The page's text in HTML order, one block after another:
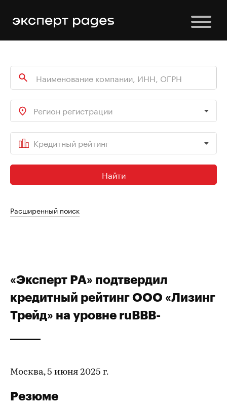
Регион регистрации
Кредитный рейтинг
Найти
Расширенный поиск
«Эксперт РА» подтвердил
кредитный рейтинг ООО «Лизинг
Трейд» на уровне ruВВВ-
Москва, 5 июня 2025 г.
Резюме